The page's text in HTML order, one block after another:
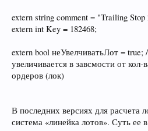
extern string comment = "Trailing Stop
extern int Key = 182468;
extern bool неУвелчиватьЛот = true;
увеличивается в завсмости от
ордеров (лок)
В последних версиях для расчета
система «линейка лотов». Суть ее